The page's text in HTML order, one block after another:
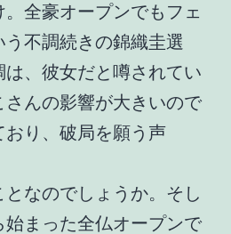
全豪オープンでもフェ
不調続きの錦織圭選
、彼女だと噂されてい
さんの影響が大きいので
り、破局を願う声
なのでしょうか。そし
まった全仏オープンで